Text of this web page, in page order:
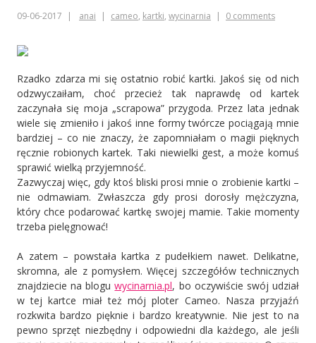
09-06-2017 anai cameo, kartki, wycinarnia 0 comments
Rzadko zdarza mi się ostatnio robić kartki. Jakoś się od nich
odzwyczaiłam, choć przecież tak naprawdę od kartek
zaczynała się moja „scrapowa” przygoda. Przez lata jednak
wiele się zmieniło i jakoś inne formy twórcze pociągają mnie
bardziej – co nie znaczy, że zapomniałam o magii pięknych
ręcznie robionych kartek. Taki niewielki gest, a może komuś
sprawić wielką przyjemność.
Zazwyczaj więc, gdy ktoś bliski prosi mnie o zrobienie kartki –
nie odmawiam. Zwłaszcza gdy prosi dorosły mężczyzna,
który chce podarować kartkę swojej mamie. Takie momenty
trzeba pielęgnować!
A zatem – powstała kartka z pudełkiem nawet. Delikatne,
skromna, ale z pomysłem. Więcej szczegółów technicznych
znajdziecie na bloguwycinarnia.pl, bo oczywiście swój udział
w tej kartce miał też mój ploter Cameo. Nasza przyjaźń
rozkwita bardzo pięknie i bardzo kreatywnie. Nie jest to na
pewno sprzęt niezbędny i odpowiedni dla każdego, ale jeśli